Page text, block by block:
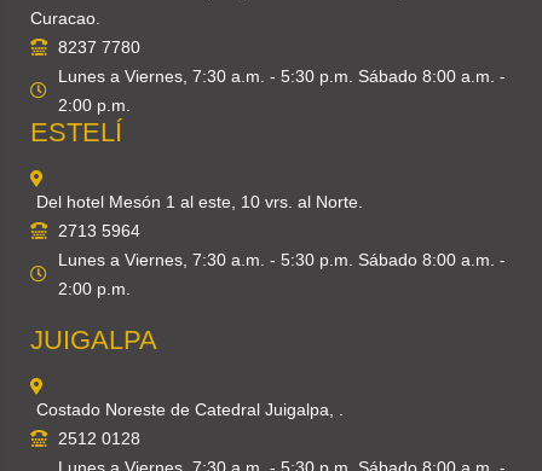
Curacao.
8237 7780
Lunes a Viernes, 7:30 a.m. - 5:30 p.m. Sábado 8:00 a.m. -
2:00 p.m.
ESTELÍ
Del hotel Mesón 1 al este, 10 vrs. al Norte.
2713 5964
Lunes a Viernes, 7:30 a.m. - 5:30 p.m. Sábado 8:00 a.m. -
2:00 p.m.
JUIGALPA
Costado Noreste de Catedral Juigalpa, .
2512 0128
Lunes a Viernes, 7:30 a.m. - 5:30 p.m. Sábado 8:00 a.m. -